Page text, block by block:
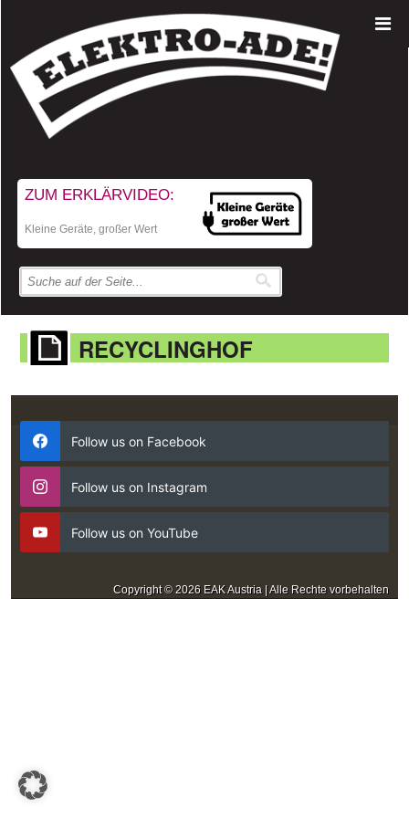
ZUM ERKLÄRVIDEO:
Kleine Geräte, großer Wert
RECYCLINGHOF
Follow us on Facebook
Follow us on Instagram
Follow us on YouTube
Copyright © 2026 EAK Austria | Alle Rechte vorbehalten